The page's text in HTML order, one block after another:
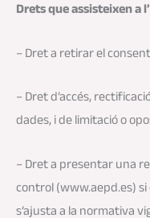
Drets que assisteixen a
– Dret a retirar el
– Dret d’accés,
dades, i de limitació o
– Dret a presentar una
control (www.aepd.es)
s’ajusta a la normativa